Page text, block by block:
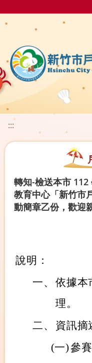
:::
轉知-檢送本市
教育中心「新竹市
動簡章乙份，歡迎
說明：
一、 依據本
理。
二、
資訊摘
(一)參